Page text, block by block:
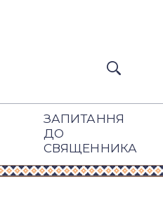
ЗАПИТАННЯ
ДО
СВЯЩЕННИКА